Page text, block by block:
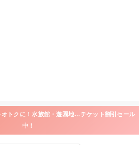
オトクに！水族館・遊園地…チケット割引セール
中！